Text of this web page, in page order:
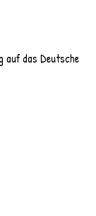
auf das Deutsche